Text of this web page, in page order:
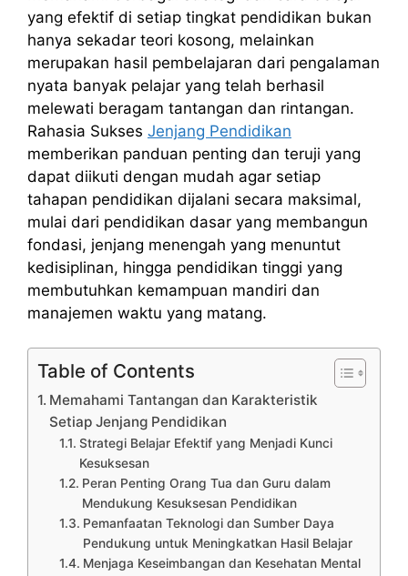
yang efektif di setiap tingkat pendidikan bukan
hanya sekadar teori kosong, melainkan
merupakan hasil pembelajaran dari pengalaman
nyata banyak pelajar yang telah berhasil
melewati beragam tantangan dan rintangan.
Rahasia Sukses Jenjang Pendidikan
memberikan panduan penting dan teruji yang
dapat diikuti dengan mudah agar setiap
tahapan pendidikan dijalani secara maksimal,
mulai dari pendidikan dasar yang membangun
fondasi, jenjang menengah yang menuntut
kedisiplinan, hingga pendidikan tinggi yang
membutuhkan kemampuan mandiri dan
manajemen waktu yang matang.
Table of Contents
Memahami Tantangan dan Karakteristik
Setiap Jenjang Pendidikan
Strategi Belajar Efektif yang Menjadi Kunci
Kesuksesan
Peran Penting Orang Tua dan Guru dalam
Mendukung Kesuksesan Pendidikan
Pemanfaatan Teknologi dan Sumber Daya
Pendukung untuk Meningkatkan Hasil Belajar
Menjaga Keseimbangan dan Kesehatan Mental